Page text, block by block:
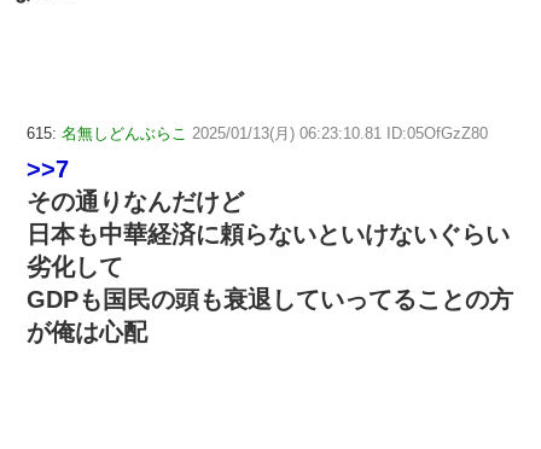
615: 名無しどんぶらこ 2025/01/13(月) 06:23:10.81 ID:05OfGzZ80
>>7
その通りなんだけど
日本も中華経済に頼らないといけないぐらい
劣化して
GDPも国民の頭も衰退していってることの方
が俺は心配